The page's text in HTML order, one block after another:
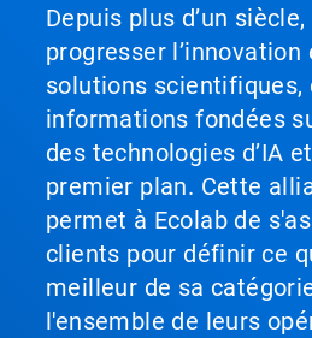
Depuis plus d’un
progresser
solutions scientifiques,
informations fondées
des technologies d’IA
premier plan. Cette
permet à Ecolab de
clients pour définir ce
meilleur de sa
l'ensemble de leurs